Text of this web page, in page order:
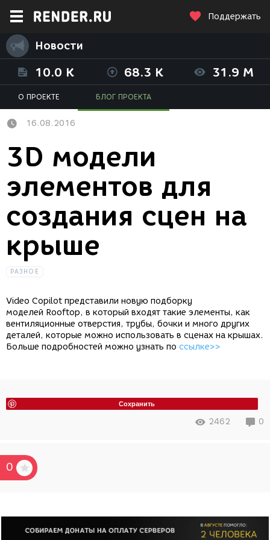
Поддержать
Новости
10.0 K 68.3 K 31.9 M
О ПРОЕКТЕ БЛОГ ПРОЕКТА
16.08.2016
3D модели
элементов для
создания сцен на
крыше
РАЗНОЕ
Video Copilot представили новую подборку
моделей Rooftop, в который входят такие элементы, как
вентиляционные отверстия, трубы, бочки и много других
деталей, которые можно использовать в сценах на крышах.
Больше подробностей можно узнать по ссылке>>
Сохранить
2462 0
0